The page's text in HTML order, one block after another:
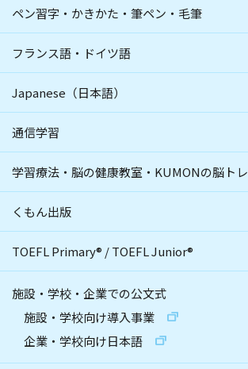
ペン習字・かきかた・筆ペン・毛筆
フランス語・ドイツ語
Japanese（日本語）
通信学習
学習療法・脳の健康教室・KUMONの脳トレ
くもん出版
TOEFL Primary® /TOEFL Junior®
施設・学校・企業での公文式
施設・学校向け導入事業
企業・学校向け日本語